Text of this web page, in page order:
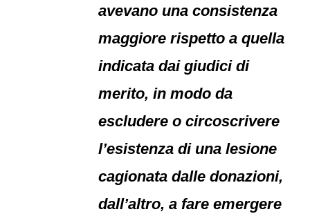
avevano una consistenza
maggiore rispetto a quella
indicata dai giudici di
merito, in modo da
escludere o circoscrivere
l’esistenza di una lesione
cagionata dalle donazioni,
dall’altro, a fare emergere